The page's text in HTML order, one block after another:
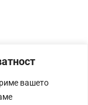
вашето